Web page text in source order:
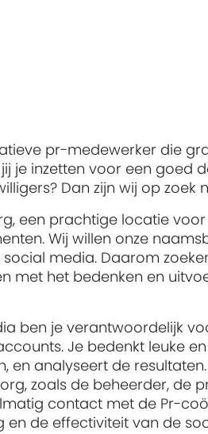
pr-medewerker die
je inzetten voor een goed
Dan zijn wij op zoek
een prachtige locatie
Wij willen onze
media. Daarom
met het bedenken en
ben je verantwoordelijk
Je bedenkt leuke
en analyseert de
zoals de beheerder, de
contact met de Pr-
de effectiviteit van de